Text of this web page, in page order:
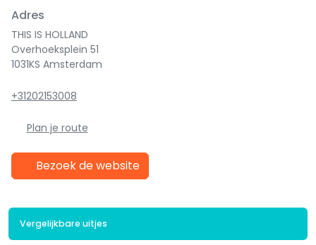
Adres
THIS IS HOLLAND
Overhoeksplein 51
1031KS Amsterdam
+31202153008
Plan je route
Bezoek de website
Vergelijkbare uitjes